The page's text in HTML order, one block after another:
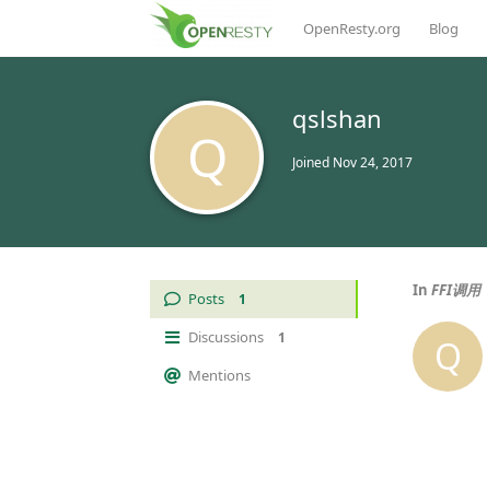
OpenResty.org Blog
Q
qslshan
Joined Nov 24, 2017
Posts 1
Discussions 1
Mentions
In FFI调用
Q